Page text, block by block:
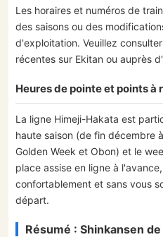
Les horaires et numéros de
des saisons ou des
d'exploitation. Veuillez
récentes sur Ekitan ou auprès
Heures de pointe et points à
La ligne Himeji-Hakata est
haute saison (de fin décembre
Golden Week et Obon) et le
place assise en ligne à
confortablement et sans vous
départ.
Résumé : Shinkansen